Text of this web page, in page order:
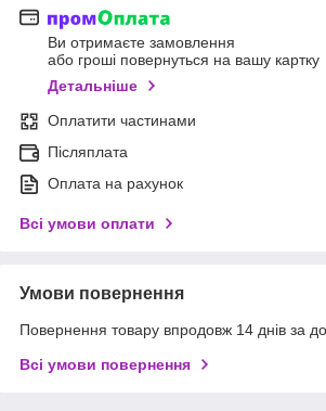
Ви отримаєте замовлення
або гроші повернуться на вашу картку
Детальніше
Оплатити частинами
Післяплата
Оплата на рахунок
Всі умови оплати
Умови повернення
Повернення товару впродовж 14 днів за
Всі умови повернення